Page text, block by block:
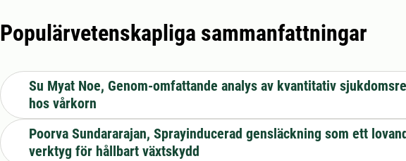
Populärvetenskapliga sammanfattningar
Su Myat Noe, Genom-omfattande analys av kvantitativ
hos vårkorn
Poorva Sundararajan, Sprayinducerad gensläckning som ett
verktyg för hållbart växtskydd